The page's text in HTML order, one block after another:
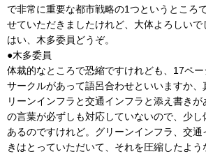
で非常に重要な都市戦略の1つというところ
せていただきましたけれど、大体よろしいで
はい、木多委員どうぞ。
●木多委員
体裁的なところで恐縮ですけれども、17ペ
サークルがあって語呂合わせといいますか
リーンインフラと交通インフラと添え書き
の言葉が必ずしも対応していないので、少
あるのですけれど。グリーンインフラ、交
きはとっていただいて、それを圧縮したよう